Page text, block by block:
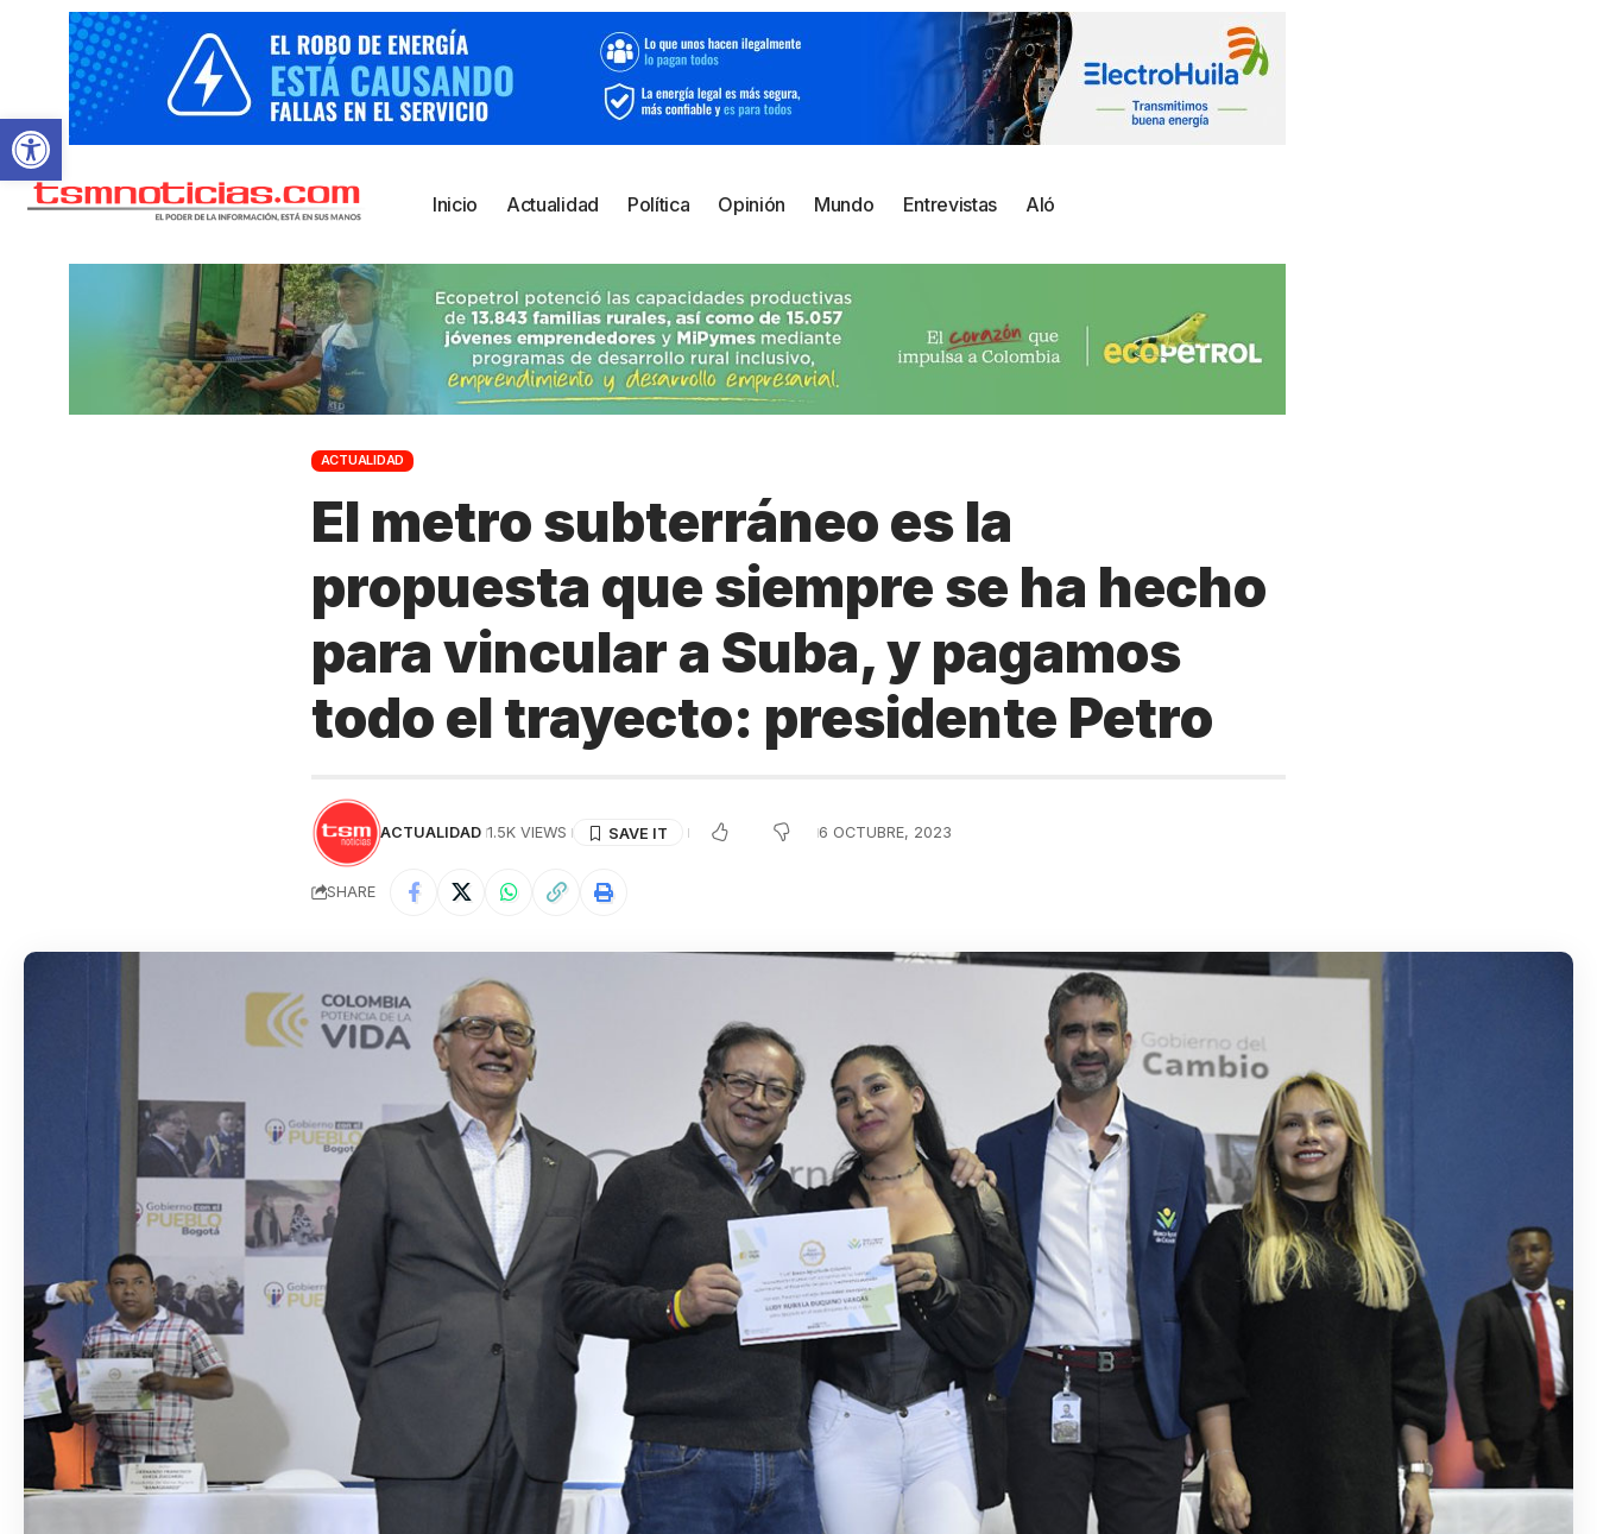
Abrir barra de herramientas
Inicio Actualidad Política Opinión Mundo Entrevistas Aló
ACTUALIDAD
El metro subterráneo es la
propuesta que siempre se ha hecho
para vincular a Suba, y pagamos
todo el trayecto: presidente Petro
ACTUALIDAD 1.5K VIEWS 6 OCTUBRE, 2023
SHARE